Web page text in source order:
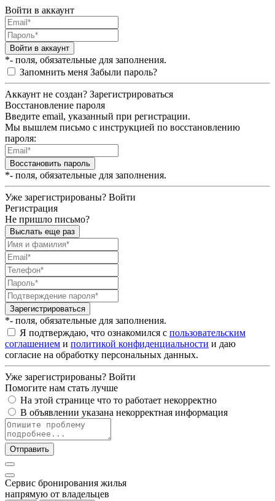
Войти в аккаунт
Войти в аккаунт
*- поля, обязательные для заполнения.
Запомнить меня Забыли пароль?
Аккаунт не создан? Зарегистрироваться
Восстановление пароля
Введите email, указанный при регистрации.
Мы вышлем письмо с инструкцией по восстановлению
пароля:
Восстановить пароль
*- поля, обязательные для заполнения.
Уже зарегистрированы? Войти
Регистрация
Не пришло письмо?
Выслать еще раз
Зарегистрироваться
*- поля, обязательные для заполнения.
Я подтверждаю, что ознакомился с пользовательским
соглашением и политикой конфиденциальности и даю
согласие на обработку персональных данных.
Уже зарегистрированы? Войти
Помогите нам стать лучше
На этой странице что то работает некорректно
В объявлении указана некорректная информация
Отправить
Cервис бронирования жилья
напрямую от владельцев